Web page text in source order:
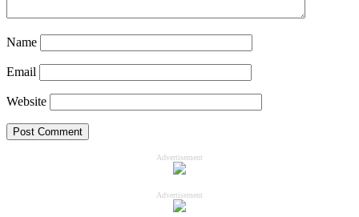
Name
Email
Website
Advertisement
Advertisement